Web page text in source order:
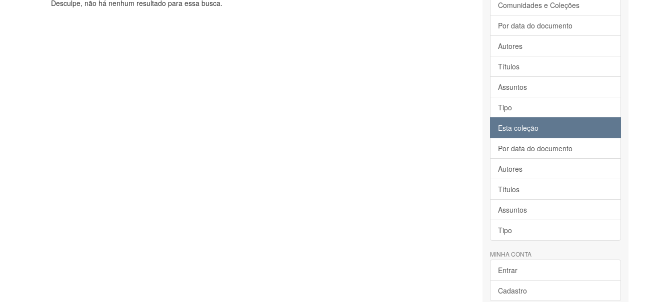
Desculpe, não há nenhum resultado para essa busca.
Comunidades e Coleções
Por data do documento
Autores
Títulos
Assuntos
Tipo
Esta coleção
Por data do documento
Autores
Títulos
Assuntos
Tipo
MINHA CONTA
Entrar
Cadastro